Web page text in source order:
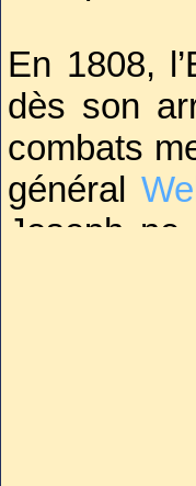
En 1808,
dès son
combats
général
Joseph